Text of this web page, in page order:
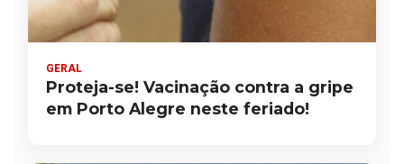
GERAL
Proteja-se! Vacinação contra a gripe
em Porto Alegre neste feriado!